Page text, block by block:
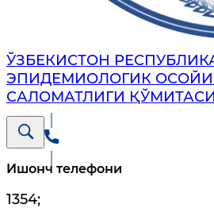
ЎЗБЕКИСТОН
ЭПИДЕМИОЛОГИК
САЛОМАТЛИГИ ҚЎМИТАСИ
Ишонч телефони
1354;